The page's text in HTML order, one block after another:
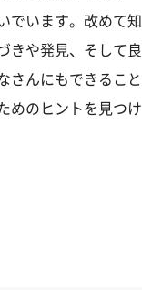
でいます。改めて知
きや発見、そして良
さんにもできること
めのヒントを見つけ